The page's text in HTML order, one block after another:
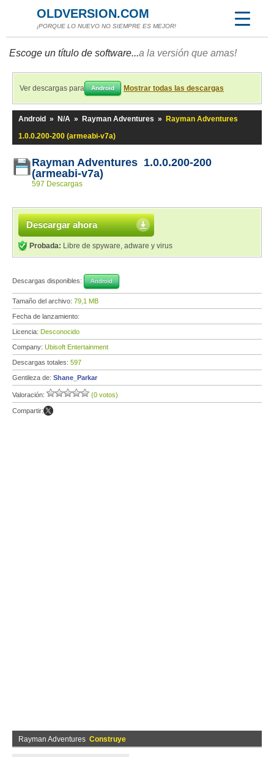
OLDVERSION.COM
¡PORQUE LO NUEVO NO SIEMPRE ES MEJOR!
Escoge un título de software...a la versión que amas!
Ver descargas para Android Mostrar todas las descargas
Android » N/A » Rayman Adventures »
Rayman Adventures
1.0.0.200-200 (armeabi-v7a)
Rayman Adventures 1.0.0.200-200
(armeabi-v7a)
597 Descargas
Descargar ahora
Probada: Libre de spyware, adware y virus
Descargas disponibles: Android
Tamaño del archivo: 79,1 MB
Fecha de lanzamiento:
Licencia: Desconocido
Company: Ubisoft Entertainment
Descargas totales: 597
Gentileza de: Shane_Parkar
Valoración: (0 votos)
Compartir:
Rayman Adventures Construye